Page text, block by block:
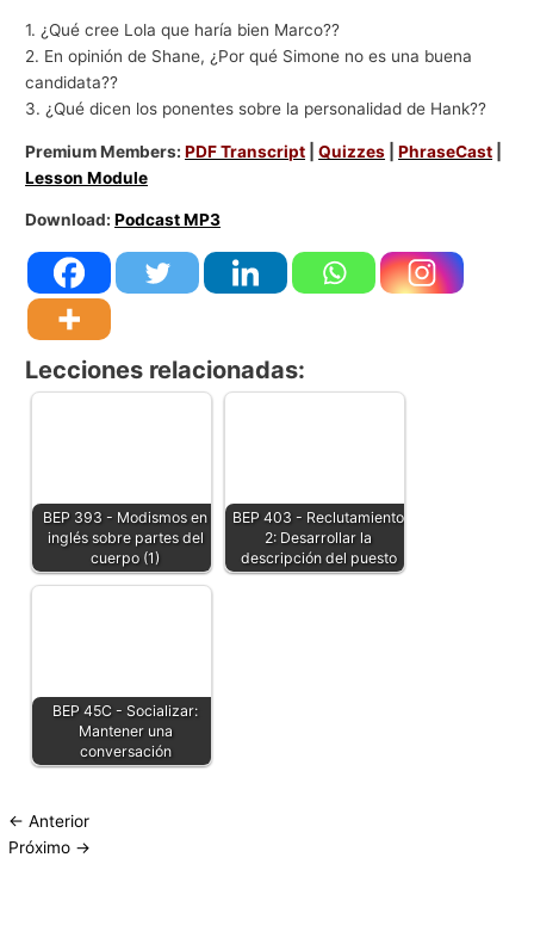
1. ¿Qué cree Lola que haría bien Marco??
2. En opinión de Shane, ¿Por qué Simone no es una buena
candidata??
3. ¿Qué dicen los ponentes sobre la personalidad de Hank??
Premium Members:PDF Transcript |Quizzes |PhraseCast
Lesson Module
Download:Podcast MP3
Lecciones relacionadas:
BEP 393 - Modismos en
inglés sobre partes del
cuerpo (1)
BEP 403 - Reclutamiento
2: Desarrollar la
descripción del puesto
BEP 45C - Socializar:
Mantener una
conversación
← Anterior
Próximo →